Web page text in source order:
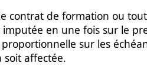
contrat de formation ou
en une fois sur le
sur les
soit affectée.